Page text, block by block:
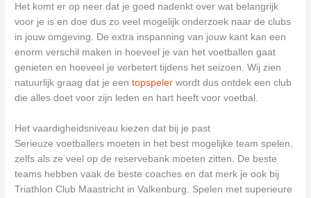
Het komt er op neer dat je goed nadenkt over wat belangrijk
voor je is en doe dus zo veel mogelijk onderzoek naar de clubs
in jouw omgeving. De extra inspanning van jouw kant kan een
enorm verschil maken in hoeveel je van het voetballen gaat
genieten en hoeveel je verbetert tijdens het seizoen. Wij zien
natuurlijk graag dat je eentopspeler wordt dus ontdek een club
die alles doet voor zijn leden en hart heeft voor voetbal.
Het vaardigheidsniveau kiezen dat bij je past
Serieuze voetballers moeten in het best mogelijke team spelen,
zelfs als ze veel op de reservebank moeten zitten. De beste
teams hebben vaak de beste coaches en dat merk je ook bij
Triathlon Club Maastricht in Valkenburg. Spelen met superieure